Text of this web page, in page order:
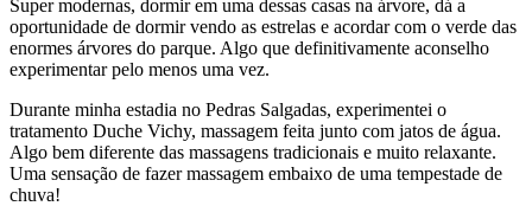
Super modernas, dormir em uma dessas casas na árvore, dá a
oportunidade de dormir vendo as estrelas e acordar com o verde das
enormes árvores do parque. Algo que definitivamente aconselho
experimentar pelo menos uma vez.
Durante minha estadia no Pedras Salgadas, experimentei o
tratamento Duche Vichy, massagem feita junto com jatos de água.
Algo bem diferente das massagens tradicionais e muito relaxante.
Uma sensação de fazer massagem embaixo de uma tempestade de
chuva!